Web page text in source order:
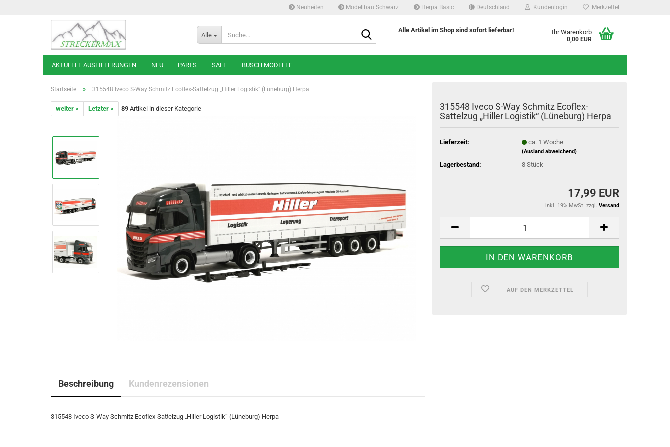
Neuheiten Modellbau Schwarz Herpa Basic Deutschland Kundenlogin Merkzettel
Alle
Alle Artikel im Shop sind sofort lieferbar! Ihr Warenkorb
0,00 EUR
AKTUELLE AUSLIEFERUNGEN NEU PARTS SALE BUSCH MODELLE
Startseite » 315548 Iveco S-Way Schmitz Ecoflex-Sattelzug „Hiller Logistik“ (Lüneburg) Herpa
weiter » Letzter » 89 Artikel in dieser Kategorie
315548 Iveco S-Way Schmitz Ecoflex-
Sattelzug „Hiller Logistik“ (Lüneburg) Herpa
Lieferzeit: ca. 1 Woche
(Ausland abweichend)
Lagerbestand: 8 Stück
17,99 EUR
inkl. 19% MwSt. zzgl. Versand
AUF DEN MERKZETTEL
Beschreibung Kundenrezensionen
315548 Iveco S-Way Schmitz Ecoflex-Sattelzug „Hiller Logistik“ (Lüneburg) Herpa